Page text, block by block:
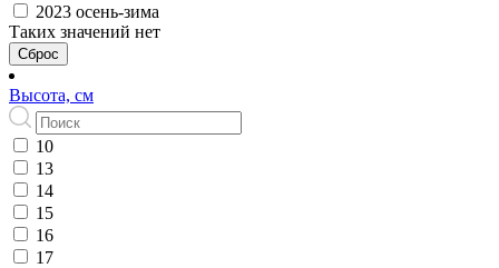
2023 осень-зима
Таких значений нет
Сброс
Высота, см
10
13
14
15
16
17